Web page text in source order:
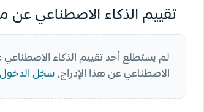
تقييم الذكاء الاصطناعي عن
لم يستطلع أحد تقييم الذكاء
الاصطناعي عن هذا الإدراج، سجّل الدخول